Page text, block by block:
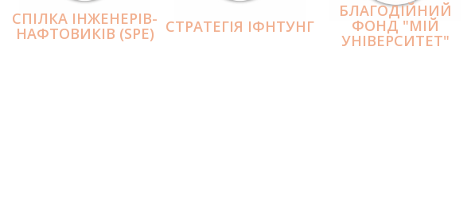
СПІЛКА ІНЖЕНЕРІВ-
НАФТОВИКІВ (SPE) СТРАТЕГІЯ ІФНТУНГ
БЛАГОДІЙНИЙ
ФОНД "МІЙ
УНІВЕРСИТЕТ"